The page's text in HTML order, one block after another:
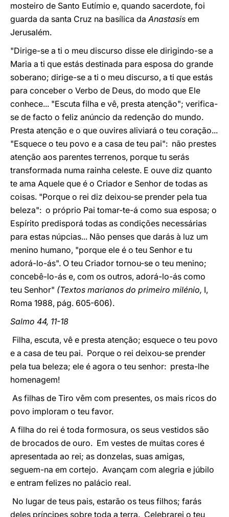
mosteiro de Santo Eutímio e, quando sacerdote, foi
guarda da santa Cruz na basílica daAnastasis em
Jerusalém.
"Dirige-se a ti o meu discurso disse ele dirigindo-se a
Maria a ti que estás destinada para esposa do grande
soberano; dirige-se a ti o meu discurso, a ti que estás
para conceber o Verbo de Deus, do modo que Ele
conhece... "Escuta filha e vê, presta atenção"; verifica-
se de facto o feliz anúncio da redenção do mundo.
Presta atenção e o que ouvires aliviará o teu coração...
"Esquece o teu povo e a casa de teu pai": não prestes
atenção aos parentes terrenos, porque tu serás
transformada numa rainha celeste. E ouve diz quanto
te ama Aquele que é o Criador e Senhor de todas as
coisas. "Porque o rei diz deixou-se prender pela tua
beleza": o próprio Pai tomar-te-á como sua esposa; o
Espírito predisporá todas as condições necessárias
para estas núpcias... Não penses que darás à luz um
menino humano, "porque ele é o teu Senhor e tu
adorá-lo-ás". O teu Criador tornou-se o teu menino;
concebê-lo-ás e, com os outros, adorá-lo-ás como
teu Senhor" (Textos marianos do primeiro milénio, I,
Roma 1988, pág. 605-606).
Salmo 44, 11-18
Filha, escuta, vê e presta atenção; esquece o teu povo
e a casa de teu pai. Porque o rei deixou-se prender
pela tua beleza; ele é agora o teu senhor: presta-lhe
homenagem!
As filhas de Tiro vêm com presentes, os mais ricos do
povo imploram o teu favor.
A filha do rei é toda formosura, os seus vestidos são
de brocados de ouro. Em vestes de muitas cores é
apresentada ao rei; as donzelas, suas amigas,
seguem-na em cortejo. Avançam com alegria e júbilo
e entram felizes no palácio real.
No lugar de teus pais, estarão os teus filhos; farás
deles príncipes sobre toda a terra. Celebrarei o teu